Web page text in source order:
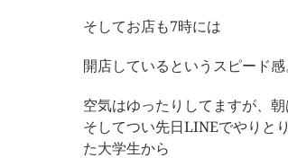
そしてお店も7時には
開店しているというスピード感
空気はゆったりしてますが、朝
そしてつい先日LINEでやりと
た大学生から